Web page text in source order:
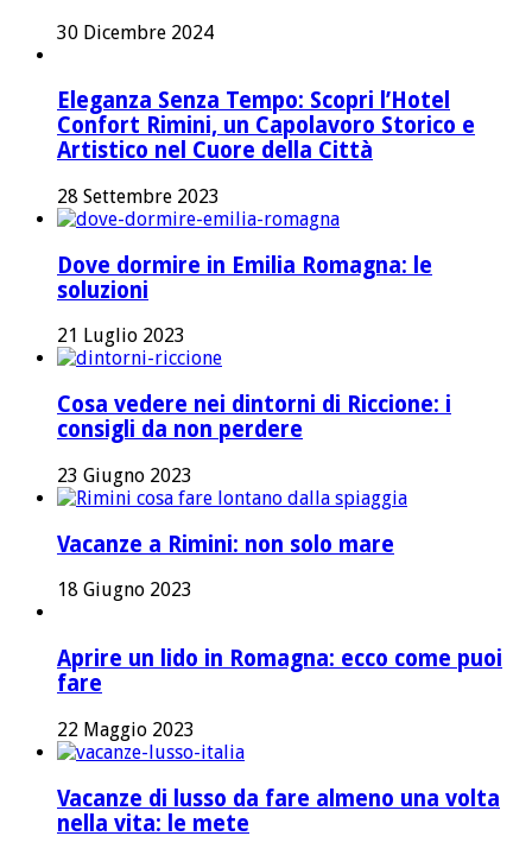
30 Dicembre 2024
Eleganza Senza Tempo: Scopri l’Hotel
Confort Rimini, un Capolavoro Storico e
Artistico nel Cuore della Città
28 Settembre 2023
Dove dormire in Emilia Romagna: le
soluzioni
21 Luglio 2023
Cosa vedere nei dintorni di Riccione: i
consigli da non perdere
23 Giugno 2023
Vacanze a Rimini: non solo mare
18 Giugno 2023
Aprire un lido in Romagna: ecco come puoi
fare
22 Maggio 2023
Vacanze di lusso da fare almeno una volta
nella vita: le mete